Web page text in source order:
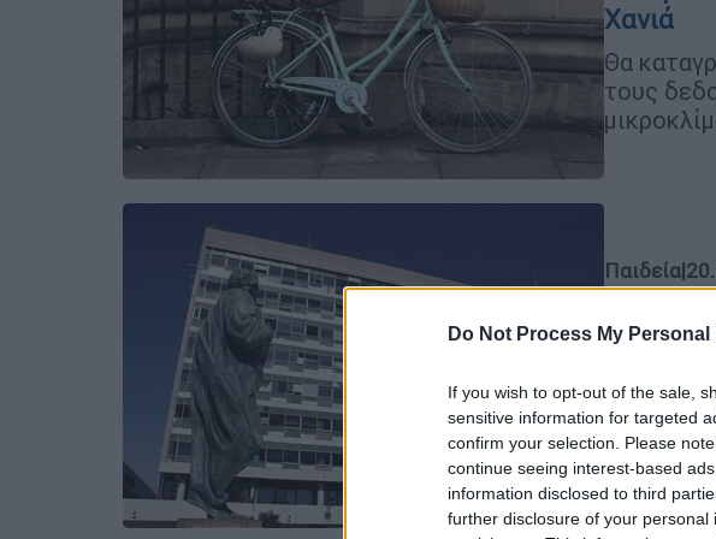
Do Not Process My
If you wish to opt-out of the sale,
sensitive information for targeted
confirm your selection. Please
continue seeing interest-based
information disclosed to third
further disclosure of your personal
Χανιά
Θα
τους
Παιδεία|
20
Ποιοι